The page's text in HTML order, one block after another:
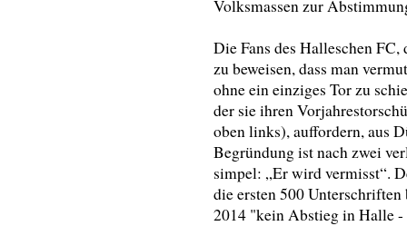
Volksmassen zur
Die Fans des Halleschen
zu beweisen, dass man
ohne ein einziges Tor zu
der sie ihren
oben links), auffordern, aus
Begründung ist nach zwei
simpel: „Er wird vermisst“.
die ersten 500
2014 "kein Abstieg in Halle